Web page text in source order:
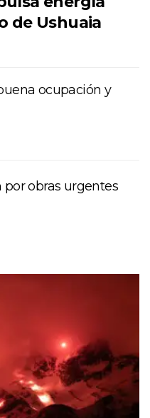
de Ushuaia
ocupación y
por obras urgentes